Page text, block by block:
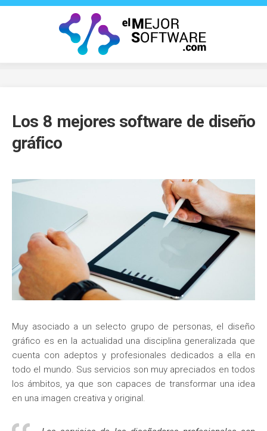
Saltar
Los 8 mejores software de diseño
gráfico
Muy asociado a un selecto grupo de personas, el diseño
gráfico es en la actualidad una disciplina generalizada que
cuenta con adeptos y profesionales dedicados a ella en
todo el mundo. Sus servicios son muy apreciados en todos
los ámbitos, ya que son capaces de transformar una idea
en una imagen creativa y original.